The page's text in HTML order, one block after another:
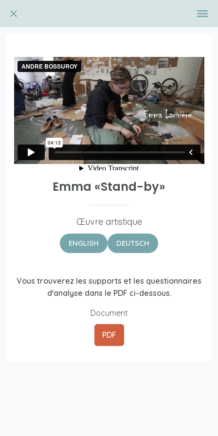
Emma «Stand-by»
Œuvre artistique
ENGLISH DEUTSCH
Vous trouverez les supports et les questionnaires
d'analyse dans le PDF ci-dessous.
Document
PDF